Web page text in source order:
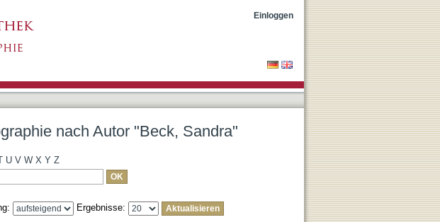
Einloggen
nach Autor "Beck, Sandra"
U V W X Y Z
Ergebnisse: